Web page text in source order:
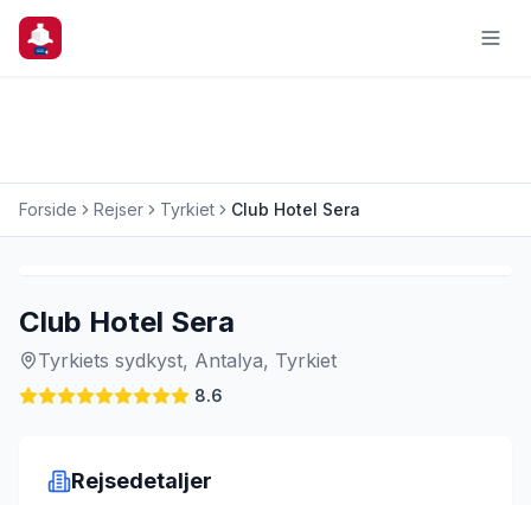
Forside Rejser Tyrkiet Club Hotel Sera
Club Hotel Sera
Tyrkiets sydkyst, Antalya, Tyrkiet
8.6
Rejsedetaljer